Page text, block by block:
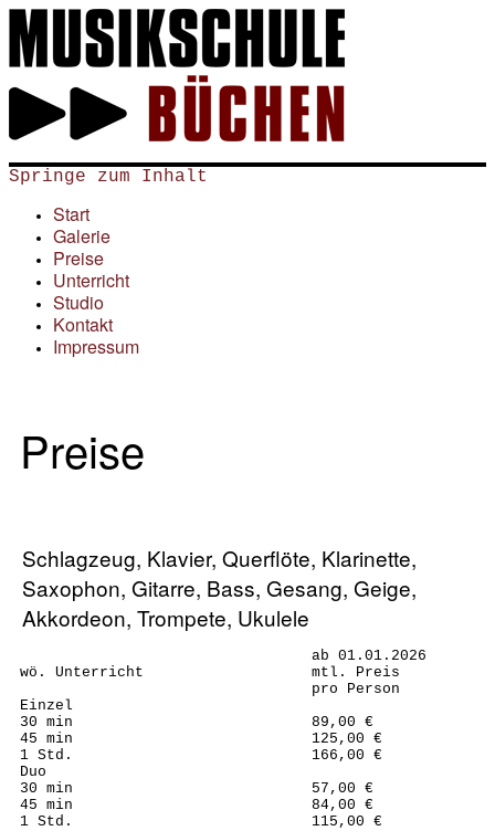
Springe zum Inhalt
Start
Galerie
Preise
Unterricht
Studio
Kontakt
Impressum
Preise
Schlagzeug, Klavier, Querflöte, Klarinette,
Saxophon, Gitarre, Bass, Gesang, Geige,
Akkordeon, Trompete, Ukulele
ab 01.01.2026
wö. Unterricht
mtl. Preis
pro Person
Einzel
30 min
89,00 €
45 min
125,00 €
1 Std.
166,00 €
Duo
30 min
57,00 €
45 min
84,00 €
1 Std.
115,00 €